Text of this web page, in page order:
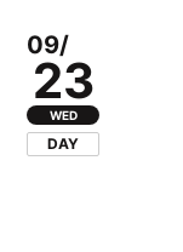
09/
23
WED
DAY